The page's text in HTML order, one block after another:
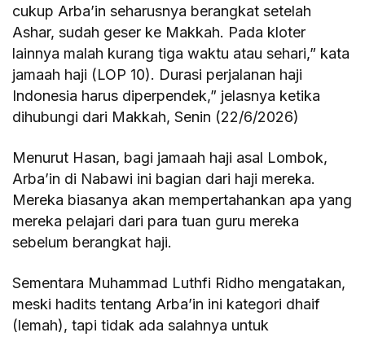
cukup Arba’in seharusnya berangkat setelah
Ashar, sudah geser ke Makkah. Pada kloter
lainnya malah kurang tiga waktu atau sehari,” kata
jamaah haji (LOP 10). Durasi perjalanan haji
Indonesia harus diperpendek,” jelasnya ketika
dihubungi dari Makkah, Senin (22/6/2026)
Menurut Hasan, bagi jamaah haji asal Lombok,
Arba’in di Nabawi ini bagian dari haji mereka.
Mereka biasanya akan mempertahankan apa yang
mereka pelajari dari para tuan guru mereka
sebelum berangkat haji.
Sementara Muhammad Luthfi Ridho mengatakan,
meski hadits tentang Arba’in ini kategori dhaif
(lemah), tapi tidak ada salahnya untuk